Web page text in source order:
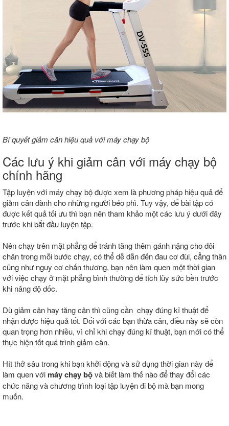
Bí quyết giảm cân hiệu quả với máy chạy bộ
Các lưu ý khi giảm cân với máy chạy bộ
chính hãng
Tập luyện với máy chạy bộ được xem là phương pháp hiệu quả để
giảm cân dành cho những người béo phì. Tuy vậy, để bài tập có
được kết quả tối ưu thì bạn nên tham khảo một các lưu ý dưới đây
trước khi bắt đầu luyện tập.
Nên chạy trên mặt phẳng để tránh tăng thêm gánh nặng cho đôi
chân trong mỗi bước chạy, có thể dễ dẫn đến đau cơ đùi, cẳng thân
cũng như nguy cơ chấn thương, bạn nên làm quen một thời gian
với việc chạy ở mặt phẳng bình thường để tích lũy sức bền trước
khi nâng độ dốc.
Dù giảm cân hay tăng cân thì cũng cần chạy đúng kĩ thuật để
nhận được hiệu quả tốt. Đối với các bạn thừa cân, điều này sẽ còn
quan trọng hơn nhiều, vì chỉ khi chạy đúng kĩ thuật, bạn mới có thể
thực hiện tốt quá trình giảm cân.
Hít thở sâu trong khi bạn khởi động và sử dụng thời gian này để
làm quen với máy chạy bộvà biết làm thế nào để thay đổi các
chức năng và chương trình loại tập luyện đi bộ mà bạn mong
muốn.